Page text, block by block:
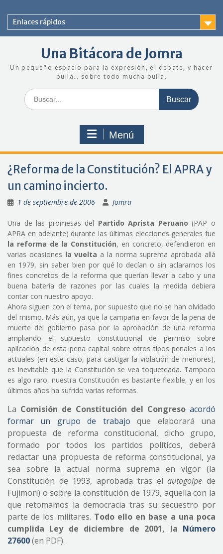
contenido
Enlaces rápidos
Una Bitácora de Jomra
Un pequeño espacio para la expresión, el debate, y hacer
bulla… sobre todo mucha bulla.
Buscar:
Menú
¿Reforma de la Constitución? El APRA y
un camino incierto.
1 de septiembre de 2006 Jomra
Una de las promesas del Partido Aprista Peruano (PAP o
APRA en adelante) durante las últimas elecciones generales fue
la reforma de la Constitución, en concreto, defendieron en
varias ocasiones la vuelta a la norma suprema aprobada allá
en 1979, sin saber bien por qué lo decían o sin aclararnos los
fines concretos de la reforma que querían llevar a cabo y una
buena batería de razones por las cuales la medida debiera
contar con nuestro apoyo.
Ahora siguen con el tema, por supuesto que no se han olvidado
del mismo. Más aún, ya que la campaña en favor de la pena de
muerte del gobierno pasa por la aprobación de una reforma
ampliando el supuesto constitucional de permiso sobre
aplicación de esta pena capital sobre otros tipos penales a los
actuales (en este caso, para castigar la violación de menores),
es inevitable que la Constitución se vea toqueteada. Tampoco
es algo raro, nuestra Constitución es bastante flexible, y en los
últimos años ha sufrido varias reformas.
La Comisión de Constitución del Congreso acordó
formar un grupo de trabajo que elaborará una
propuesta de reforma constitucional, dicho grupo,
formado por todos los partidos políticos, deberá
redactar una propuesta de reforma constitucional, ya
sea sobre la actual norma suprema en vigor (la
Constitución de 1993, aprobada tras elautogolpe de
Fujimori) o sobre la constitución de 1979, aquella con la
que retomamos la democracia tras su secuestro por
parte de los militares. Todo ello en base a una poca
cumplida Ley de diciembre de 2001, la Número
27600(en PDF).